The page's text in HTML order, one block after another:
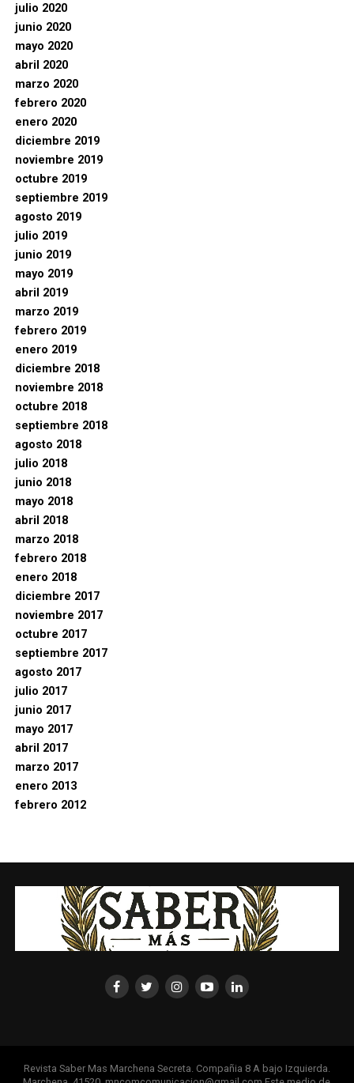
julio 2020
junio 2020
mayo 2020
abril 2020
marzo 2020
febrero 2020
enero 2020
diciembre 2019
noviembre 2019
octubre 2019
septiembre 2019
agosto 2019
julio 2019
junio 2019
mayo 2019
abril 2019
marzo 2019
febrero 2019
enero 2019
diciembre 2018
noviembre 2018
octubre 2018
septiembre 2018
agosto 2018
julio 2018
junio 2018
mayo 2018
abril 2018
marzo 2018
febrero 2018
enero 2018
diciembre 2017
noviembre 2017
octubre 2017
septiembre 2017
agosto 2017
julio 2017
junio 2017
mayo 2017
abril 2017
marzo 2017
enero 2013
febrero 2012
Revista Saber Mas Marchena Secreta. Compañia 8 A bajo Izquierda.